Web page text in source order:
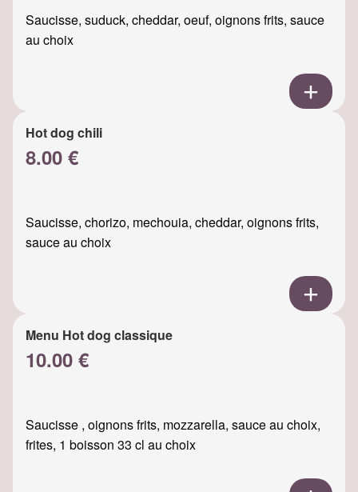
Saucisse, suduck, cheddar, oeuf, oignons frits, sauce
au choix
Hot dog chili
8.00 €
Saucisse, chorizo, mechouia, cheddar, oignons frits,
sauce au choix
Menu Hot dog classique
10.00 €
Saucisse , oignons frits, mozzarella, sauce au choix,
frites, 1 boisson 33 cl au choix